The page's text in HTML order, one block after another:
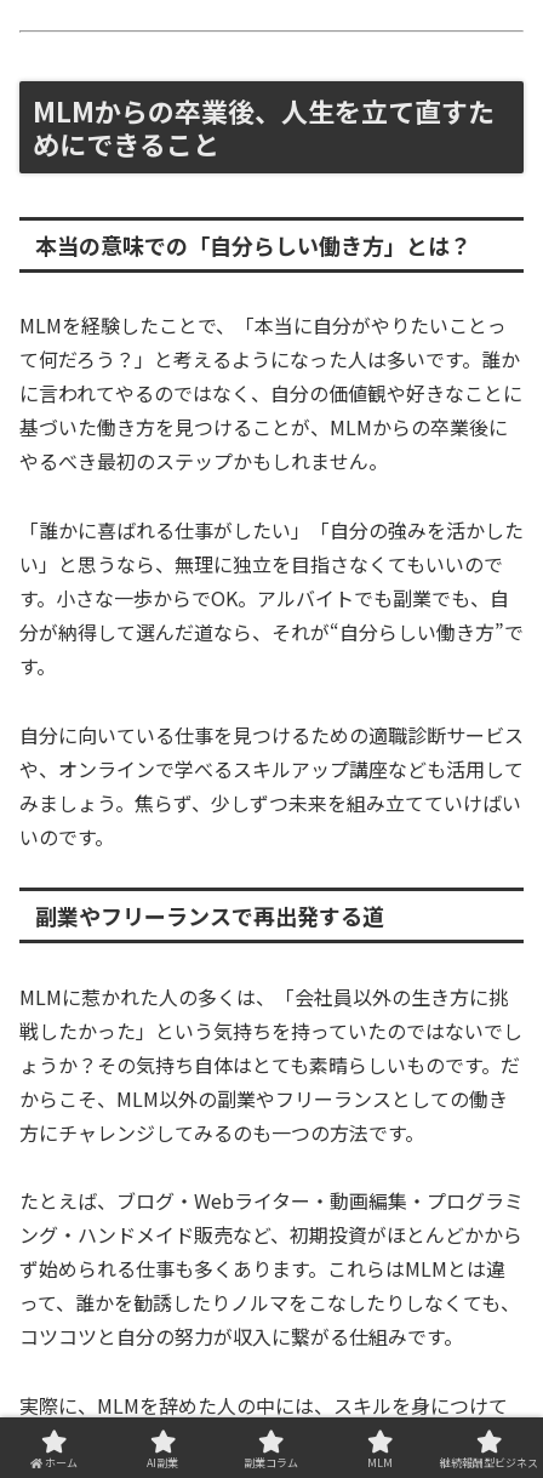
MLMからの卒業後、人生を立て直すた
めにできること
本当の意味での「自分らしい働き方」とは？
MLMを経験したことで、「本当に自分がやりたいことっ
て何だろう？」と考えるようになった人は多いです。誰か
に言われてやるのではなく、自分の価値観や好きなことに
基づいた働き方を見つけることが、MLMからの卒業後に
やるべき最初のステップかもしれません。
「誰かに喜ばれる仕事がしたい」「自分の強みを活かした
い」と思うなら、無理に独立を目指さなくてもいいので
す。小さな一歩からでOK。アルバイトでも副業でも、自
分が納得して選んだ道なら、それが“自分らしい働き方”で
す。
自分に向いている仕事を見つけるための適職診断サービス
や、オンラインで学べるスキルアップ講座なども活用して
みましょう。焦らず、少しずつ未来を組み立てていけばい
いのです。
副業やフリーランスで再出発する道
MLMに惹かれた人の多くは、「会社員以外の生き方に挑
戦したかった」という気持ちを持っていたのではないでし
ょうか？その気持ち自体はとても素晴らしいものです。だ
からこそ、MLM以外の副業やフリーランスとしての働き
方にチャレンジしてみるのも一つの方法です。
たとえば、ブログ・Webライター・動画編集・プログラミ
ング・ハンドメイド販売など、初期投資がほとんどかから
ず始められる仕事も多くあります。これらはMLMとは違
って、誰かを勧誘したりノルマをこなしたりしなくても、
コツコツと自分の努力が収入に繋がる仕組みです。
実際に、MLMを辞めた人の中には、スキルを身につけて
フリーランスとして成功している人もいます。新しい自分
ホーム AI副業 副業コラム MLM 継続報酬型ビジネス